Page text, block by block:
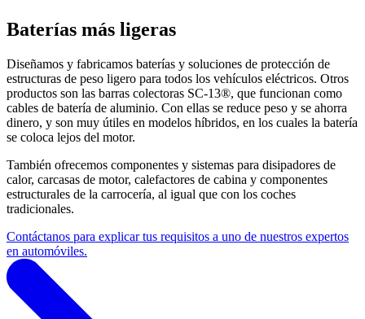
Baterías más ligeras
Diseñamos y fabricamos baterías y soluciones de protección de
estructuras de peso ligero para todos los vehículos eléctricos. Otros
productos son las barras colectoras SC-13®, que funcionan como
cables de batería de aluminio. Con ellas se reduce peso y se ahorra
dinero, y son muy útiles en modelos híbridos, en los cuales la batería
se coloca lejos del motor.
También ofrecemos componentes y sistemas para disipadores de
calor, carcasas de motor, calefactores de cabina y componentes
estructurales de la carrocería, al igual que con los coches
tradicionales.
Contáctanos para explicar tus requisitos a uno de nuestros expertos
en automóviles.